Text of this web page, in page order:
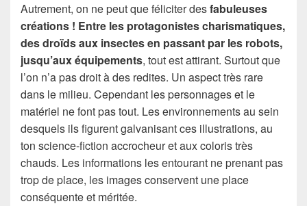
Autrement, on ne peut que féliciter desfabuleuses
créations ! Entre les protagonistes charismatiques,
des droïds aux insectes en passant par les robots,
jusqu’aux équipements, tout est attirant. Surtout que
l’on n’a pas droit à des redites. Un aspect très rare
dans le milieu. Cependant les personnages et le
matériel ne font pas tout. Les environnements au sein
desquels ils figurent galvanisant ces illustrations, au
ton science-fiction accrocheur et aux coloris très
chauds. Les informations les entourant ne prenant pas
trop de place, les images conservent une place
conséquente et méritée.